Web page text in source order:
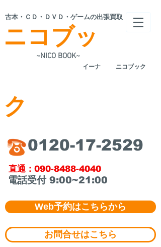
~NICO BOOK~
ニコブッ
ク
​古本・ＣＤ・ＤＶＤ・ゲームの出張買取
​イーナ
​0120-17-2529
ニコブック
​直通：090-8488-4040
​電話受付 9:00~21:00
Web予約はこちらから
お問合せはこちら